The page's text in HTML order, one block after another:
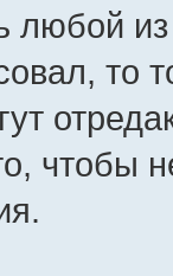
любой
то
чтобы